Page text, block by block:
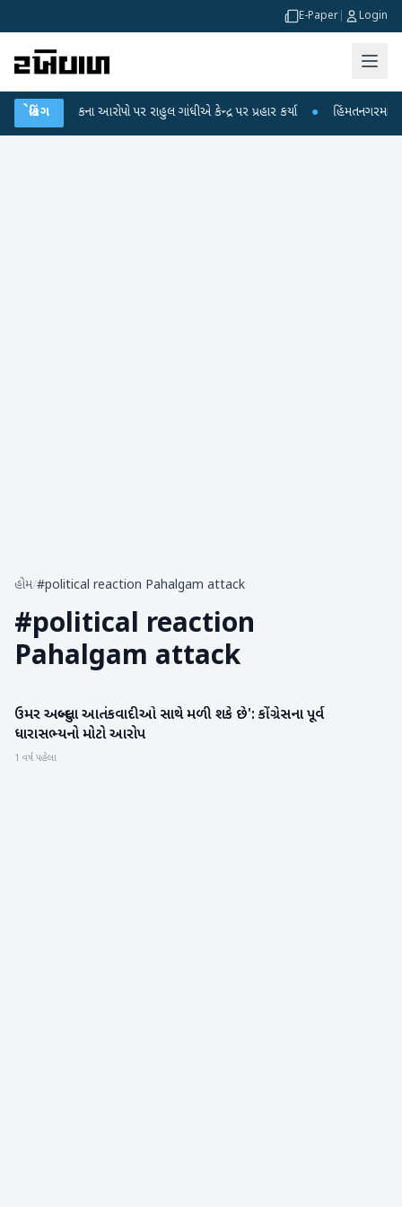
E-Paper Login
બ્રેકિંગલીકના આરોપો પર રાહુલ ગાંધીએ કેન્દ્ર પર પ્રહાર કર્યા ● હિંમતનગરમાં
હોમ/#political reaction Pahalgam attack
#political reaction
Pahalgam attack
રાષ્ટ્રીય
ઉમર અબ્દુલ્લા આતંકવાદીઓ સાથે મળી શકે છે': કોંગ્રેસના પૂર્વ
ધારાસભ્યનો મોટો આરોપ
1 વર્ષ પહેલા